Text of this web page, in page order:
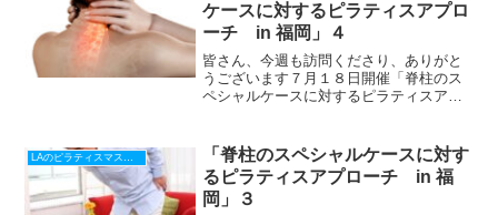
ケースに対するピラティスアプロ
ーチ in 福岡」４
皆さん、今週も訪問くださり、ありがと
うございます７月１８日開催「脊柱のス
ペシャルケースに対するピラティスアプ
今、ご検討中の皆様、更にお問い合わせ
頂いたご質問を紹介し...
「脊柱のスペシャルケースに対す
るピラティスアプローチ in 福
岡」３